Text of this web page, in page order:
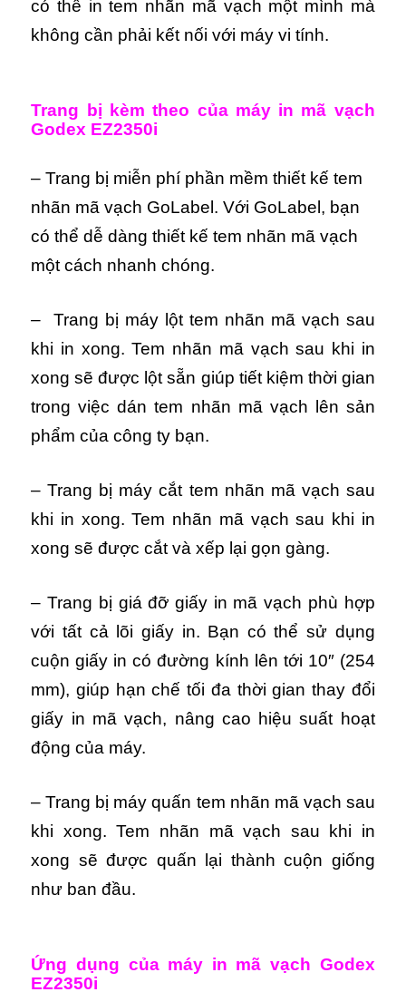
có thể in tem nhãn mã vạch một mình mà
không cần phải kết nối với máy vi tính.
Trang bị kèm theo của máy in mã vạch
Godex EZ2350i
– Trang bị miễn phí phần mềm thiết kế tem
nhãn mã vạch GoLabel. Với GoLabel, bạn
có thể dễ dàng thiết kế tem nhãn mã vạch
một cách nhanh chóng.
– Trang bị máy lột tem nhãn mã vạch sau
khi in xong. Tem nhãn mã vạch sau khi in
xong sẽ được lột sẵn giúp tiết kiệm thời gian
trong việc dán tem nhãn mã vạch lên sản
phẩm của công ty bạn.
– Trang bị máy cắt tem nhãn mã vạch sau
khi in xong. Tem nhãn mã vạch sau khi in
xong sẽ được cắt và xếp lại gọn gàng.
– Trang bị giá đỡ giấy in mã vạch phù hợp
với tất cả lõi giấy in. Bạn có thể sử dụng
cuộn giấy in có đường kính lên tới 10″ (254
mm), giúp hạn chế tối đa thời gian thay đổi
giấy in mã vạch, nâng cao hiệu suất hoạt
động của máy.
– Trang bị máy quấn tem nhãn mã vạch sau
khi xong. Tem nhãn mã vạch sau khi in
xong sẽ được quấn lại thành cuộn giống
như ban đầu.
Ứng dụng của máy in mã vạch Godex
EZ2350i